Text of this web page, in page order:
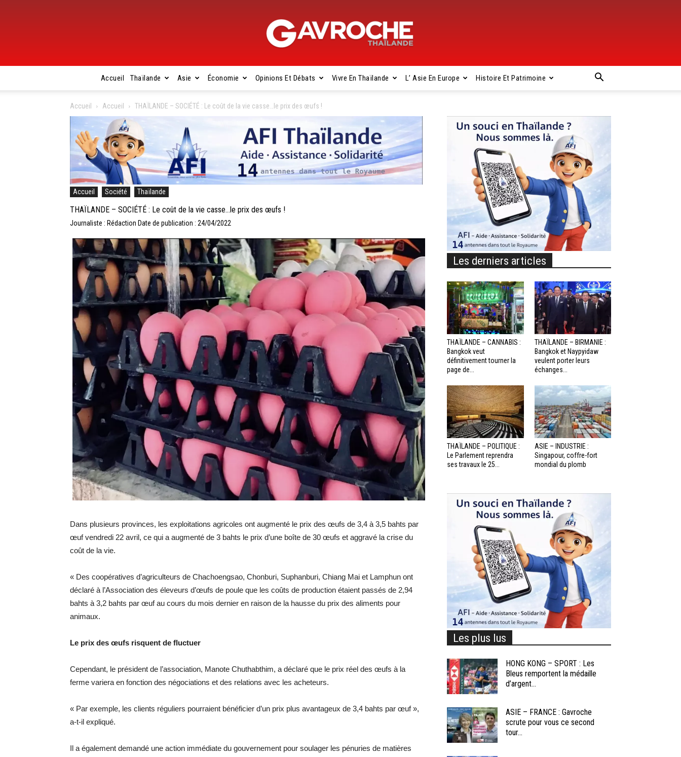
Gavroche
Thaïlande
Accueil Thaïlande Asie Économie Opinions Et Débats Vivre En Thaïlande L’ Asie En Europe Histoire Et Patrimoine
Accueil Accueil THAÏLANDE – SOCIÉTÉ : Le coût de la vie casse…le prix des œufs !
Accueil Société Thaïlande
THAÏLANDE – SOCIÉTÉ : Le coût de la vie casse…le prix des œufs !
Journaliste : Rédaction Date de publication : 24/04/2022
Dans plusieurs provinces, les exploitations agricoles ont augmenté le prix des œufs de 3,4 à 3,5 bahts par
œuf vendredi 22 avril, ce qui a augmenté de 3 bahts le prix d’une boîte de 30 œufs et aggravé la crise du
coût de la vie.
« Des coopératives d’agriculteurs de Chachoengsao, Chonburi, Suphanburi, Chiang Mai et Lamphun ont
déclaré à l’Association des éleveurs d’œufs de poule que les coûts de production étaient passés de 2,94
bahts à 3,2 bahts par œuf au cours du mois dernier en raison de la hausse du prix des aliments pour
animaux.
Le prix des œufs risquent de fluctuer
Cependant, le président de l’association, Manote Chuthabthim, a déclaré que le prix réel des œufs à la
ferme variera en fonction des négociations et des relations avec les acheteurs.
« Par exemple, les clients réguliers pourraient bénéficier d’un prix plus avantageux de 3,4 bahts par œuf »,
a-t-il expliqué.
Il a également demandé une action immédiate du gouvernement pour soulager les pénuries de matières
Les derniers articles
THAÏLANDE – CANNABIS :
Bangkok veut
définitivement tourner la
page de...
THAÏLANDE – BIRMANIE :
Bangkok et Naypyidaw
veulent porter leurs
échanges...
THAÏLANDE – POLITIQUE :
Le Parlement reprendra
ses travaux le 25...
ASIE – INDUSTRIE :
Singapour, coffre-fort
mondial du plomb
Les plus lus
HONG KONG – SPORT : Les
Bleus remportent la médaille
d’argent...
ASIE – FRANCE : Gavroche
scrute pour vous ce second
tour...